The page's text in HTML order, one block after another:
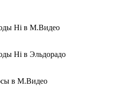
Hi в М.Видео
Hi в Эльдорадо
в М.Видео